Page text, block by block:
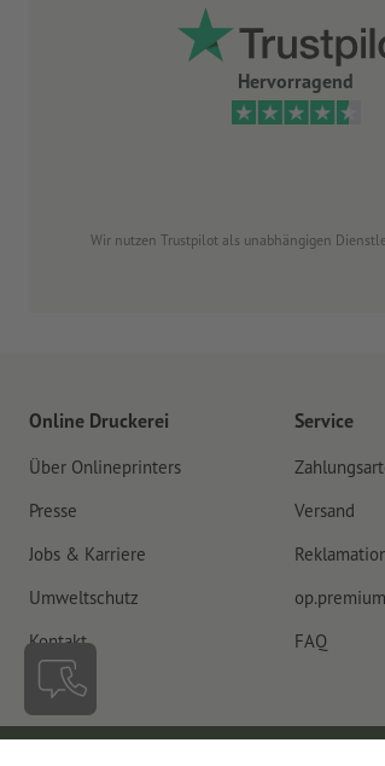
Hervorragend
Wir nutzen Trustpilot als unabhängigen
Online Druckerei
Über Onlineprinters
Presse
Jobs & Karriere
Umweltschutz
Kontakt
Service
Versand
op.premium
FAQ